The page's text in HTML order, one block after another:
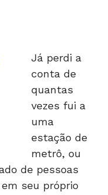
Já perdi a
conta de
quantas
vezes fui a
uma
estação de
metrô, ou
de pessoas
seu próprio